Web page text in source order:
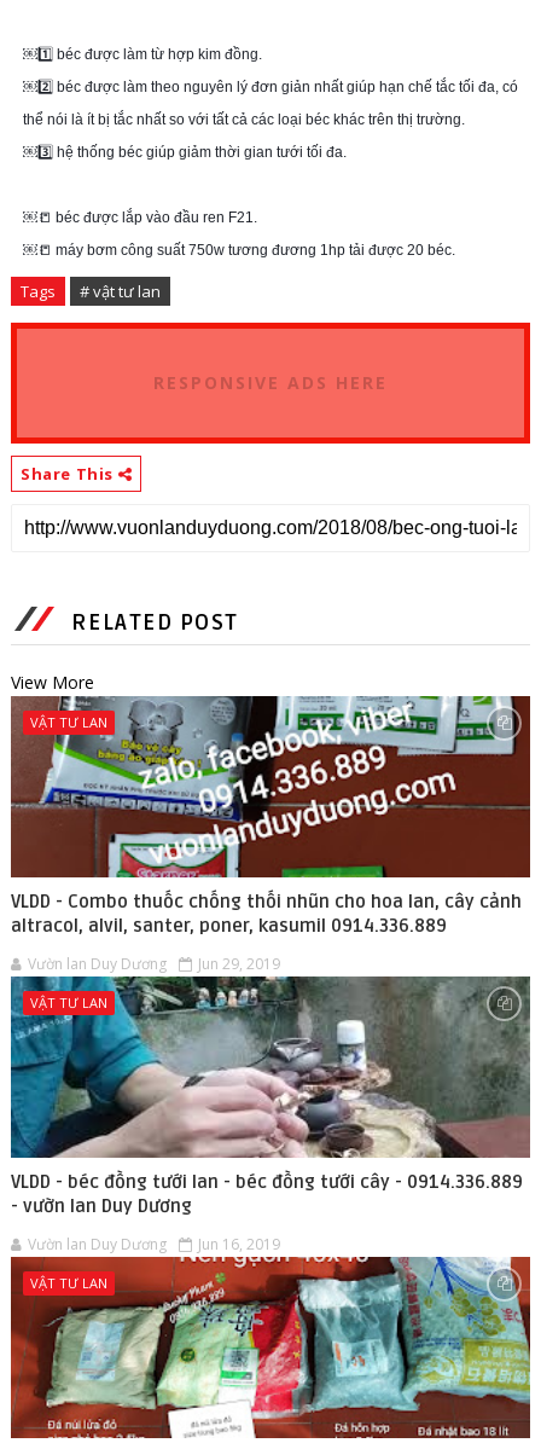
￼1️⃣ béc được làm từ hợp kim đồng.
￼2️⃣ béc được làm theo nguyên lý đơn giản nhất giúp hạn chế tắc tối đa, có
thể nói là ít bị tắc nhất so với tất cả các loại béc khác trên thị trường.
￼3️⃣ hệ thống béc giúp giảm thời gian tưới tối đa.
￼📒 béc được lắp vào đầu ren F21.
￼📒 máy bơm công suất 750w tương đương 1hp tải được 20 béc.
Tags # vật tư lan
RESPONSIVE ADS HERE
Share This
RELATED POST
View More
VẬT TƯ LAN
VLDD - Combo thuốc chống thối nhũn cho hoa lan, cây cảnh
altracol, alvil, santer, poner, kasumil 0914.336.889
Vườn lan Duy Dương Jun 29, 2019
VẬT TƯ LAN
VLDD - béc đồng tưới lan - béc đồng tưới cây - 0914.336.889
- vườn lan Duy Dương
Vườn lan Duy Dương Jun 16, 2019
VẬT TƯ LAN